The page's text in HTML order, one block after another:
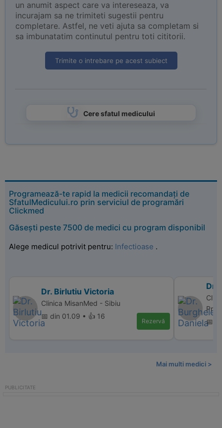
un anumit aspect care va intereseaza, va
incurajam sa ne trimiteti sugestii pentru
completare. Astfel, ne veti ajuta sa completam si
sa imbunatatim continutul pentru toti cititorii.
Trimite o intrebare pe acest subiect
Cere sfatul medicului
Programează-te rapid la medicii recomandați de
SfatulMedicului.ro prin serviciul de programări
Clickmed
Găsești peste 7500 de medici cu program disponibil
Alege medicul potrivit pentru: Infectioase .
Dr. Birlutiu Victoria
Clinica MisanMed - Sibiu
📅 din 01.09 • 👍 16
Rezervă
Dr.
📅
Mai multi medici >